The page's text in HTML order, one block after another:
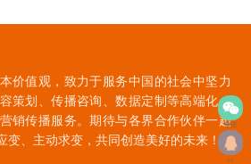
微信
qq
价值观，致力于服务中国的社会中坚力
策划、传播咨询、数据定制等高端化、
销传播服务。期待与各界合作伙伴一起
变、主动求变，共同创造美好的未来！